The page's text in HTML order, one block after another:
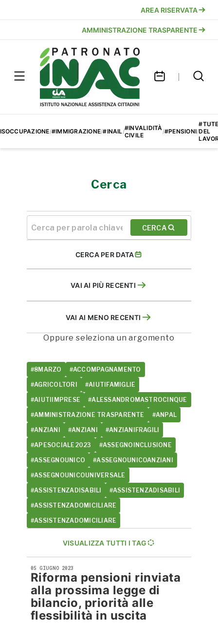
AREA RISERVATA
AMMINISTRAZIONE TRASPARENTE
/#IMMIGRAZIONE/#INAIL/#INVALIDITÀ
CIVILE
/#PENSIONI/DEL
Cerca
CERCA
CERCA PER DATA
VAI AI PIÙ RECENTI
VAI AI MENO RECENTI
Oppure seleziona un argomento
#8MARZO #ACCOMPAGNAMENTO
#AGRICOLTORI #AIUTIFAMIGLIE
#AIUTIIMPRESE #ALESSANDROMASTROCINQUE
#AMMINISTRAZIONE TRASPARENTE #ANPAL
#ANZIANI #ANZIANI #ANZIANIFRAGILI
#APESOCIALE2023 #ASSEGNOINCLUSIONE
#ASSEGNOUNICO #ASSEGNOUNICOANZIANI
#ASSEGNOUNICOUNIVERSALE
#ASSISTENZADISABILI #ASSISTENZADISABILI
#ASSISTENZADOMICILIARE
#ASSISTENZADOMICILIARE
VISUALIZZA TUTTI I TAG
05 GIUGNO 2023
Riforma pensioni rinviata
alla prossima legge di
bilancio, priorità alle
flessibilità in uscita